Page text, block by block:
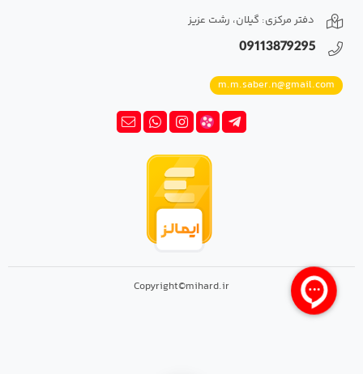
دفتر مرکزی: گیلان، رشت عزیز
09113879295
m.m.saber.n@gmail.com
Copyright©mihard.ir